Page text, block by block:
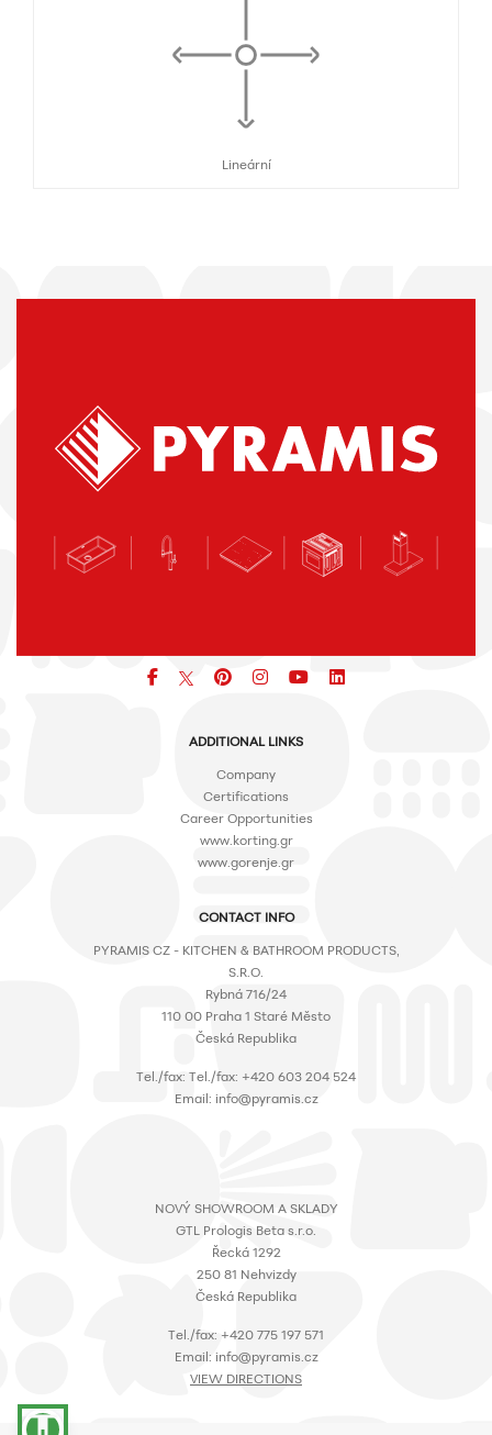
Lineární
Facebookpinterest
iconiconicon
ADDITIONAL LINKS
Company
Certifications
Career Opportunities
www.korting.gr
www.gorenje.gr
CONTACT INFO
PYRAMIS CZ - KITCHEN & BATHROOM PRODUCTS,
S.R.O.
Rybná 716/24
110 00 Praha 1 Staré Město
Česká Republika
Τel./fax: Τel./fax: +420 603 204 524
Email: info@pyramis.cz
NOVÝ SHOWROOM A SKLADY
GTL Prologis Beta s.r.o.
Řecká 1292
250 81 Nehvizdy
Česká Republika
Τel./fax: +420 775 197 571
Email: info@pyramis.cz
VIEW DIRECTIONS